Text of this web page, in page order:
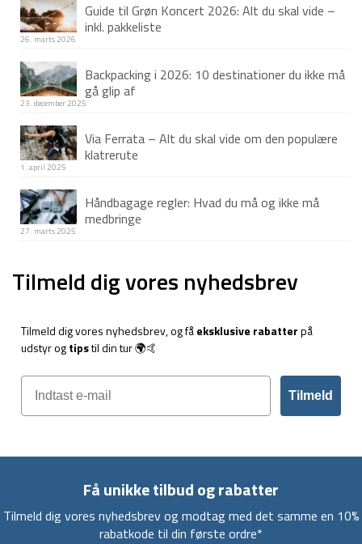
Guide til Grøn Koncert 2026: Alt du skal vide –
inkl. pakkeliste
26. marts 2026
Backpacking i 2026: 10 destinationer du ikke må
gå glip af
23. december 2025
Via Ferrata – Alt du skal vide om den populære
klatrerute
1. april 2025
Håndbagage regler: Hvad du må og ikke må
medbringe
27. marts 2025
Tilmeld dig vores nyhedsbrev
Tilmeld dig vores nyhedsbrev, og fåeksklusive rabatterpå
udstyr ogtipstil din tur 🌍🤙
Tilmeld
Få unikke tilbud og rabatter
Tilmeld dig vores nyhedsbrev og modtag med det samme en 10%
rabatkode til din første ordre*